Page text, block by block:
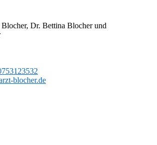
Dr. Bettina Blocher und
blocher.de